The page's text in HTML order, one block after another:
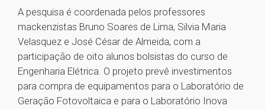
A pesquisa é coordenada pelos professores
mackenzistas Bruno Soares de Lima, Silvia Maria
Velasquez e José César de Almeida, com a
participação de oito alunos bolsistas do curso de
Engenharia Elétrica. O projeto prevê investimentos
para compra de equipamentos para o Laboratório de
Geração Fotovoltaica e para o Laboratório Inova